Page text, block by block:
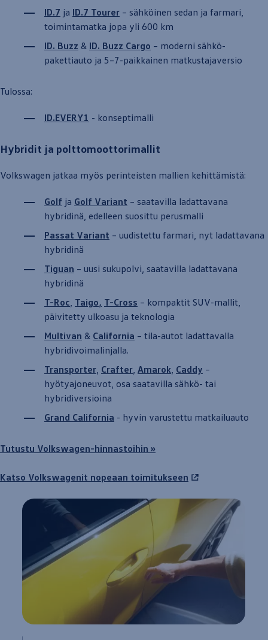
ID.7 ja ID.7 Tourer – sähköinen sedan ja farmari,
toiminta­matka jopa yli 600 km
ID. Buzz & ID. Buzz Cargo – moderni sähkö­
pakettiauto ja 5–7-paikkainen matkustajaversio
Tulossa:
ID.EVERY1 - konseptimalli
Hybridit ja polttomoottorimallit
Volkswagen jatkaa myös perinteisten mallien kehittämistä:
Golf ja Golf Variant – saatavilla ladattavana
hybridinä, edelleen suosittu perusmalli
Passat Variant – uudistettu farmari, nyt ladattavana
hybridinä
Tiguan – uusi suku­polvi, saatavilla ladattavana
hybridinä
T-Roc, Taigo, T-Cross – kompaktit SUV-mallit,
päivitetty ulkoasu ja teknologia
Multivan & California – tila-autot ladattavalla
hybridivoimalinjalla.
Transporter, Crafter, Amarok, Caddy –
hyötyajoneuvot, osa saatavilla sähkö- tai
hybridiversioina
Grand California - hyvin varustettu matkailu­auto
Tutustu Volkswagen-hinnastoihin »
Katso Volkswagenit nopeaan toimitukseen